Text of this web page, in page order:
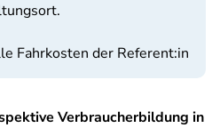
Fahrkosten der Referent:in
Verbraucherbildung in